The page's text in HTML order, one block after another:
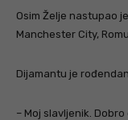
Osim Želje nastupao
Manchester City,
Dijamantu je
– Moj slavljenik.